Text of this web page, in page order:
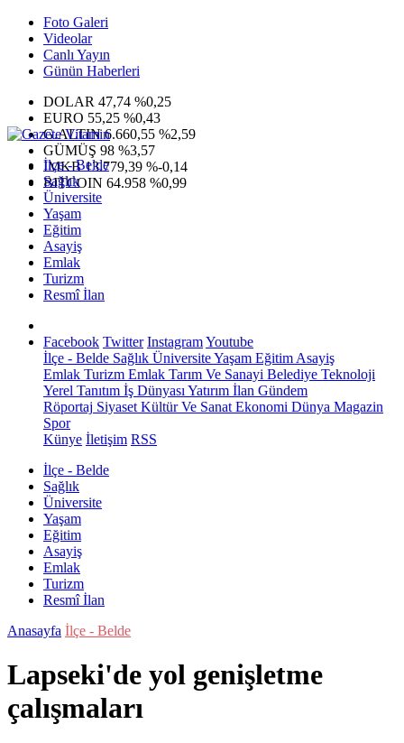
Foto Galeri
Videolar
Canlı Yayın
Günün Haberleri
DOLAR 47,74 %0,25
EURO 55,25 %0,43
G.ALTIN6.660,55 %2,59
GÜMÜŞ 98 %3,57
IMKB13.779,39 %-0,14
BITCOIN 64.958 %0,99
İlçe - Belde
Sağlık
Üniversite
Yaşam
Eğitim
Asayiş
Emlak
Turizm
Resmî İlan
Facebook Twitter InstagramYoutube
İlçe - Belde Sağlık ÜniversiteYaşam Eğitim Asayiş
Emlak Turizm Emlak Tarım Ve Sanayi Belediye Teknoloji
Yerel Tanıtım İş Dünyası Yatırım İlan Gündem
Röportaj Siyaset Kültür Ve Sanat Ekonomi Dünya Magazin
Spor
Künye İletişim RSS
İlçe - Belde
Sağlık
Üniversite
Yaşam
Eğitim
Asayiş
Emlak
Turizm
Resmî İlan
Anasayfa İlçe - Belde
Lapseki'de yol genişletme
çalışmaları